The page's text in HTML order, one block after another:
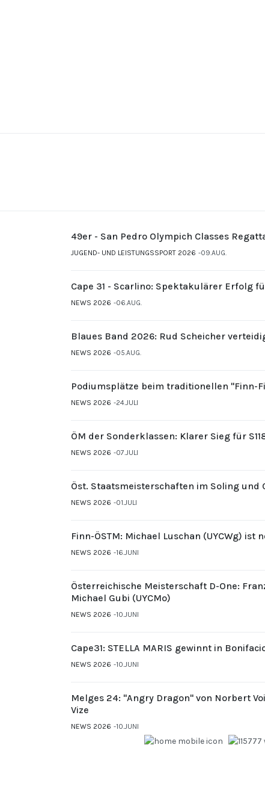
49er - San Pedro Olympich Classes
JUGEND- UND LEISTUNGSSPORT 2026 09.AUG.
Cape 31 - Scarlino: Spektakulärer Erfolg
NEWS 2026 06.AUG.
Blaues Band 2026: Rud Scheicher
NEWS 2026 05.AUG.
Podiumsplätze beim traditionellen "Finn-
NEWS 2026 24.JULI
ÖM der Sonderklassen: Klarer Sieg für
NEWS 2026 07.JULI
Öst. Staatsmeisterschaften im Soling
NEWS 2026 01.JULI
Finn-ÖSTM: Michael Luschan (UYCWg)
NEWS 2026 16.JUNI
Österreichische Meisterschaft D-One:
Michael Gubi (UYCMo)
NEWS 2026 10.JUNI
Cape31: STELLA MARIS gewinnt in
NEWS 2026 10.JUNI
Melges 24: "Angry Dragon" von Norbert
Vize
NEWS 2026 10.JUNI